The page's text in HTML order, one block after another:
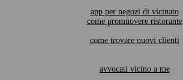
app per negozi di vicinato
come promuovere ristorante
come trovare nuovi clienti
avvocati vicino a me